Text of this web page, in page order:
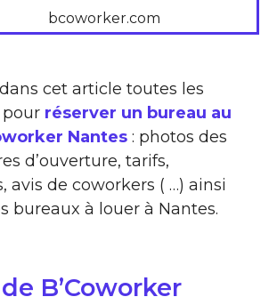
bcoworker.com
cet article toutes les
réserver un bureau au
Nantes : photos des
d’ouverture, tarifs,
avis de coworkers ( …) ainsi
bureaux à louer à Nantes.
B’Coworker